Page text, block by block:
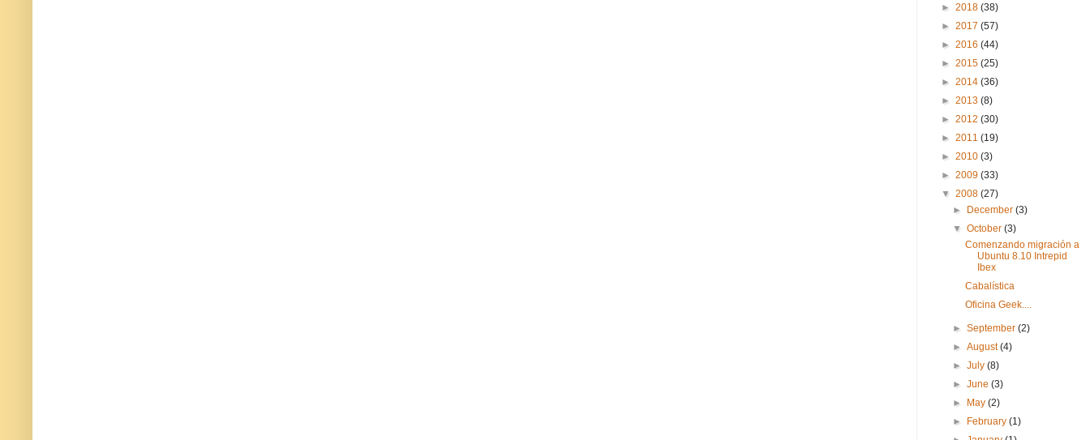
► 2018 (38)
► 2017 (57)
► 2016 (44)
► 2015 (25)
► 2014 (36)
► 2013 (8)
► 2012 (30)
► 2011 (19)
► 2010 (3)
► 2009 (33)
▼ 2008 (27)
► December(3)
▼October(3)
Comenzando migración a
Ubuntu 8.10 Intrepid
Ibex
Cabalística
Oficina Geek....
►September(2)
►August(4)
►July(8)
►June(3)
► May(2)
► February(1)